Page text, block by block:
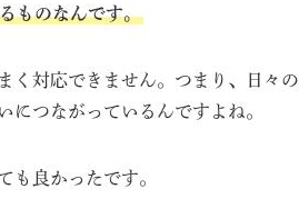
ものなんです。
く対応できません。つまり、日々の
につながっているんですよね。
も良かったです。